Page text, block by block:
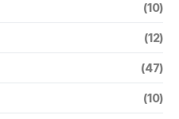
(10)
(12)
(47)
(10)